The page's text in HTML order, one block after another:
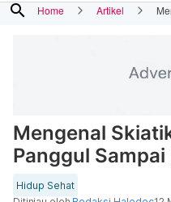
search Home Artikel
Mengenal
Panggul Sampai
Hidup Sehat